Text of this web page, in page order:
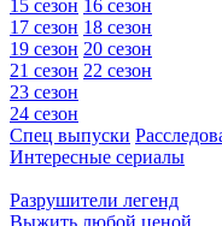
15 сезон 16 сезон
17 сезон 18 сезон
19 сезон 20 сезон
21 сезон 22 сезон
23 сезон
24 сезон
Спец выпуски
Интересные сериалы
Разрушители легенд
Выжить любой ценой